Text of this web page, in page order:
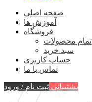
صفحه اصلی
آموزش ها
فروشگاه
تمام محصولات
سبد خرید
حساب کاربری
تماس با ما
پشتیبانی ثبت نام / ورود